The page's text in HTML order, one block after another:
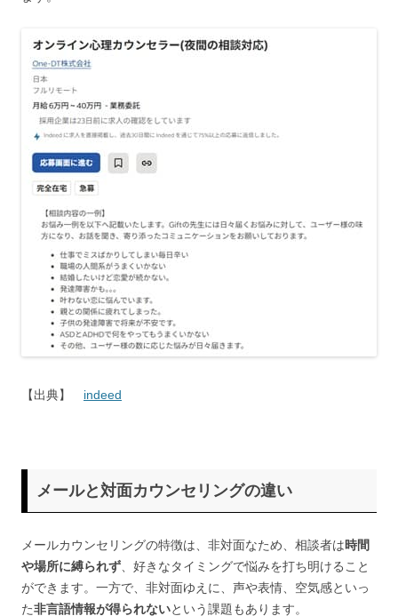
【出典】 indeed
メールと対面カウンセリングの違い
メールカウンセリングの特徴は、非対面なため、相談者は時間
や場所に縛られず、好きなタイミングで悩みを打ち明けること
ができます。一方で、非対面ゆえに、声や表情、空気感といっ
た非言語情報が得られないという課題もあります。